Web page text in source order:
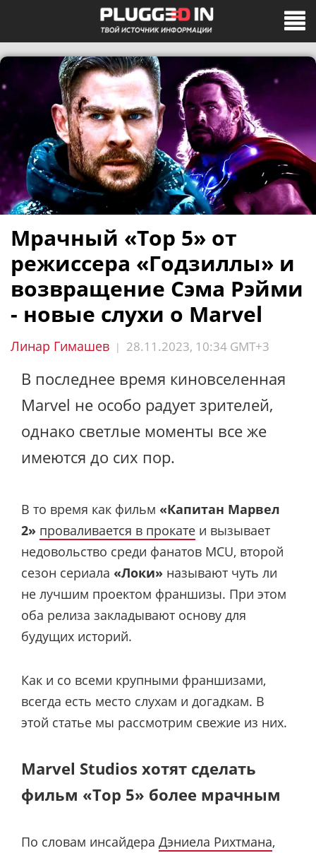
Мрачный «Тор 5» от
режиссера «Годзиллы» и
возвращение Сэма Рэйми
- новые слухи о Marvel
Линар Гимашев | 28.11.2023, 10:34 GMT+3
В последнее время киновселенная
Marvel не особо радует зрителей,
однако светлые моменты все же
имеются до сих пор.
В то время как фильм «Капитан Марвел
2» проваливается в прокате и вызывает
недовольство среди фанатов MCU, второй
сезон сериала «Локи» называют чуть ли
не лучшим проектом франшизы. При этом
оба релиза закладывают основу для
будущих историй.
Как и со всеми крупными франшизами,
всегда есть место слухам и догадкам. В
этой статье мы рассмотрим свежие из них.
Marvel Studios хотят сделать
фильм «Тор 5» более мрачным
По словам инсайдера Дэниела Рихтмана,